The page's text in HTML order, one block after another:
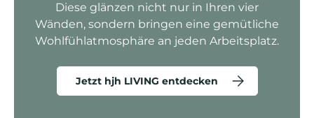
Diese glänzen nicht nur in Ihren vier
Wänden, sondern bringen eine gemütliche
Wohlfühlatmosphäre an jeden Arbeitsplatz.
Jetzt hjh LIVING entdecken